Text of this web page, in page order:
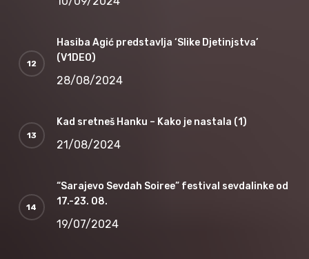
Hasiba Agić predstavlja ‘Slike Djetinjstva’
(V1DEO)
28/08/2024
Kad sretneš Hanku – Kako je nastala (1)
21/08/2024
“Sarajevo Sevdah Soiree” festival sevdalinke od
17.-23. 08.
19/07/2024